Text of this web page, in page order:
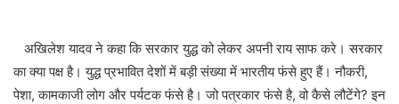
अखिलेश यादव ने कहा कि सरकार युद्ध को लेकर अपनी राय साफ करे। सरकार
का क्या पक्ष है। युद्ध प्रभावित देशों में बड़ी संख्या में भारतीय फंसे हुए हैं। नौकरी,
पेशा, कामकाजी लोग और पर्यटक फंसे है। जो पत्रकार फंसे है, वो कैसे लौटेंगे? इन